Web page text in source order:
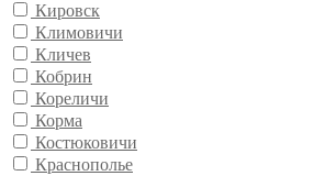
Кировск
Климовичи
Кличев
Кобрин
Кореличи
Корма
Костюковичи
Краснополье